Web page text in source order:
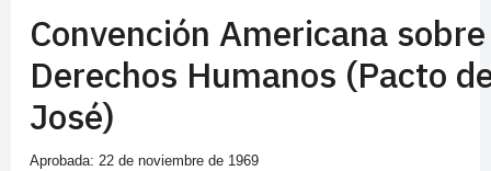
Convención Americana sobre
Derechos Humanos (Pacto
José)
Aprobada: 22 de noviembre de 1969